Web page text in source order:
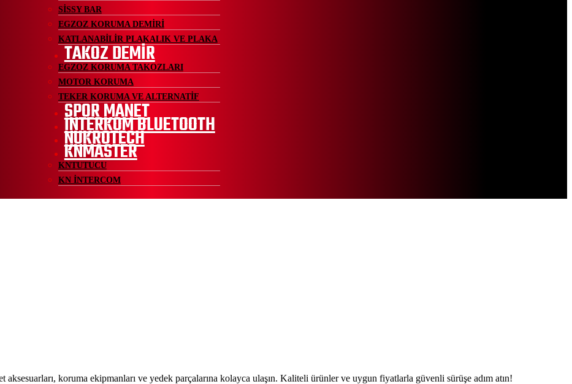
SİSSY BAR
EGZOZ KORUMA DEMİRİ
KATLANABİLİR PLAKALIK VE PLAKA
TAKOZ DEMİR
EGZOZ KORUMA TAKOZLARI
MOTOR KORUMA
TEKER KORUMA VE ALTERNATİF
SPOR MANET
İNTERKOM BLUETOOTH
NUKROTECH
KNMASTER
KNTUTUCU
KN İNTERCOM
aksesuarları, koruma ekipmanları ve yedek parçalarına kolayca ulaşın. Kaliteli ürünler ve uygun fiyatlarla güvenli sürüşe adım atın!